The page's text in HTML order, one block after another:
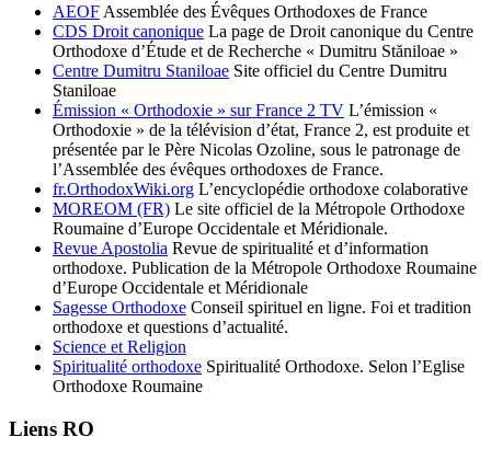
AEOF Assemblée des Évêques Orthodoxes de France
CDS Droit canonique La page de Droit canonique du Centre
Orthodoxe d’Étude et de Recherche « Dumitru Stăniloae »
Centre Dumitru Staniloae Site officiel du Centre Dumitru
Staniloae
Émission « Orthodoxie » sur France 2 TV L’émission «
Orthodoxie » de la télévision d’état, France 2, est produite et
présentée par le Père Nicolas Ozoline, sous le patronage de
l’Assemblée des évêques orthodoxes de France.
fr.OrthodoxWiki.org L’encyclopédie orthodoxe colaborative
MOREOM (FR) Le site officiel de la Métropole Orthodoxe
Roumaine d’Europe Occidentale et Méridionale.
Revue Apostolia Revue de spiritualité et d’information
orthodoxe. Publication de la Métropole Orthodoxe Roumaine
d’Europe Occidentale et Méridionale
Sagesse Orthodoxe Conseil spirituel en ligne. Foi et tradition
orthodoxe et questions d’actualité.
Science et Religion
Spiritualité orthodoxe Spiritualité Orthodoxe. Selon l’Eglise
Orthodoxe Roumaine
Liens RO